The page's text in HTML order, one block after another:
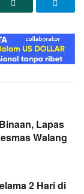
Lapas
Walang
2 Hari di